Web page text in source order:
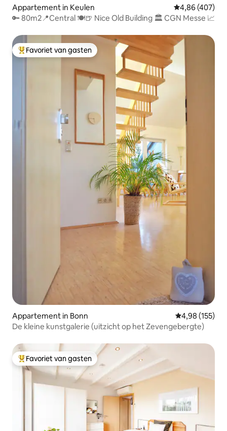
Appartement in Keulen Gemiddelde
4,86 (407)
🔑 80m2📍Central 🍽🍺 Nice Old Building 🏛 CGN Messe 📈
Topfavoriet van gasten
Favoriet van gasten
Appartement in Bonn Gemiddelde
4,98 (155)
De kleine kunstgalerie (uitzicht op het Zevengebergte)
Topfavoriet van gasten
Favoriet van gasten